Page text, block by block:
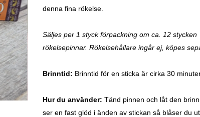
denna fina rökelse.
Säljes per 1 styck förpackning om ca. 12 stycken
rökelsepinnar. Rökelsehållare ingår ej, köpes
Brinntid: Brinntid för en sticka är cirka 30
Hur du använder: Tänd pinnen och låt den
ser en fast glöd i änden av stickan så blåser du